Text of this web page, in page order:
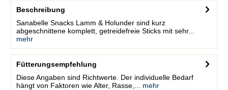
Beschreibung
Sanabelle Snacks Lamm & Holunder sind kurz
abgeschnittene komplett, getreidefreie Sticks mit sehr...
mehr
Fütterungsempfehlung
Diese Angaben sind Richtwerte. Der individuelle Bedarf
hängt von Faktoren wie Alter, Rasse,...
mehr